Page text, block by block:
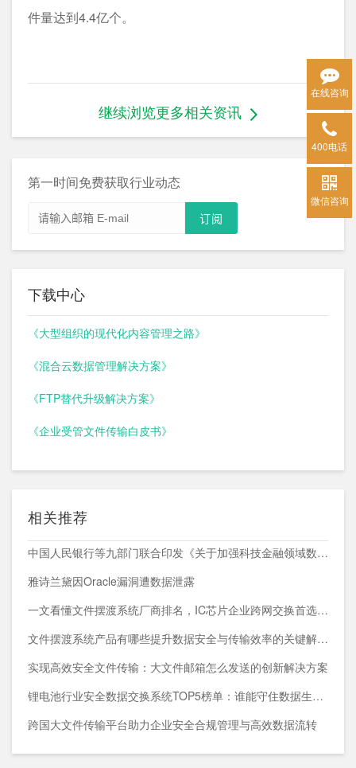
件量达到4.4亿个。
继续浏览更多相关资讯
第一时间免费获取行业动态
下载中心
《大型组织的现代化内容管理之路》
《混合云数据管理解决方案》
《FTP替代升级解决方案》
《企业受管文件传输白皮书》
相关推荐
中国人民银行等九部门联合印发《关于加强科技金融领域数据开发利用的通知》
雅诗兰黛因Oracle漏洞遭数据泄露
一文看懂文件摆渡系统厂商排名，IC芯片企业跨网交换首选方案
文件摆渡系统产品有哪些提升数据安全与传输效率的关键解决方案
实现高效安全文件传输：大文件邮箱怎么发送的创新解决方案
锂电池行业安全数据交换系统TOP5榜单：谁能守住数据生命线？
跨国大文件传输平台助力企业安全合规管理与高效数据流转
在线咨询
400电话
微信咨询